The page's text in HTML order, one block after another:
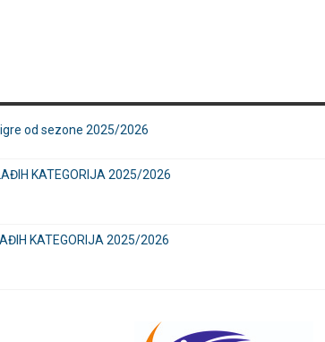
od sezone 2025/2026
KATEGORIJA 2025/2026
KATEGORIJA 2025/2026